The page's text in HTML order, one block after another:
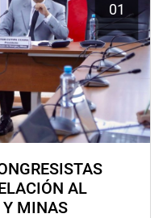
01
AL
Y MINAS